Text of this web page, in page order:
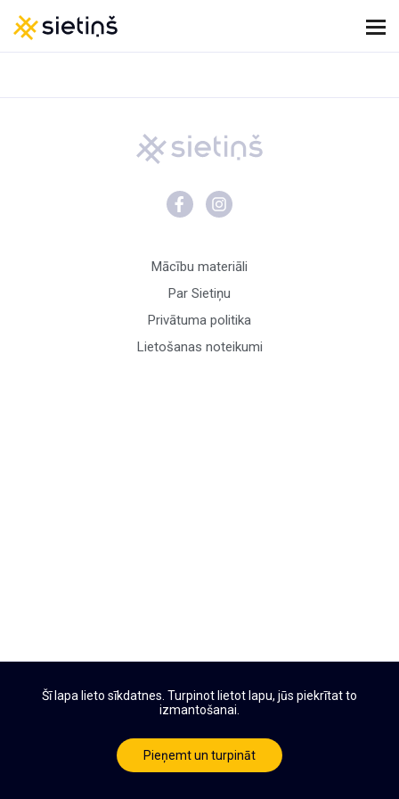
Šī lapa lieto sīkdatnes. Turpinot lietot lapu, jūs piekrītat to
izmantošanai.
Pieņemt un turpināt
Mācību materiāli
Par Sietiņu
Privātuma politika
Lietošanas noteikumi